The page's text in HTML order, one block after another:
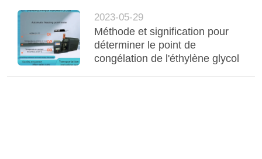
2023-05-29
Méthode et signification pour
déterminer le point de
congélation de l'éthylène glycol